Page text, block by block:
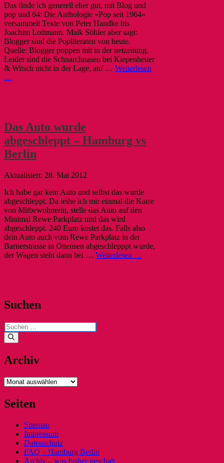
Das finde ich generell eher gut, mit Blog und
pop und 64: Die Anthologie «Pop seit 1964»
versammelt Texte von Peter Handke bis
Joachim Lottmann. Maik Söhler aber sagt:
Blogger sind die Popliteraten von heute.
Quelle: Blogger poppen mit in der netzeitung.
Leider sind die Schnarchnasen bei Kiepenheuer
& Witsch nicht in der Lage, auf … Weiterlesen
…
Das Auto wurde
abgeschleppt – Hamburg vs
Berlin
28. Mai 2012
Ich habe gar kein Auto und selbst das wurde
abgeschleppt. Da leihe ich mir einmal die Karre
von Mitbewohnerin, stelle das Auto auf den
Minimal Rewe Parkplatz und das wird
abgeschleppt. 240 Euro kostet das. Falls also
dein Auto auch vom Rewe Parkplatz in der
Barnerstrasse in Ottensen abgeschlepppt wurde,
der Wagen steht dann bei … Weiterlesen …
Suchen
Suchen
nach:
Archiv
Archiv
Seiten
Sitemap
Impressum
Datenschutz
FAQ – Hamburg Berlin
Archiv – was bisher geschah